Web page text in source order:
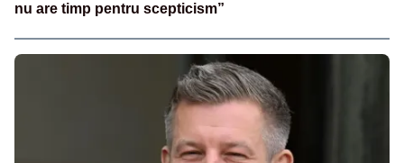
nu are timp pentru scepticism”